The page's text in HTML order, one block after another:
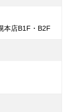
本店B1F・B2F